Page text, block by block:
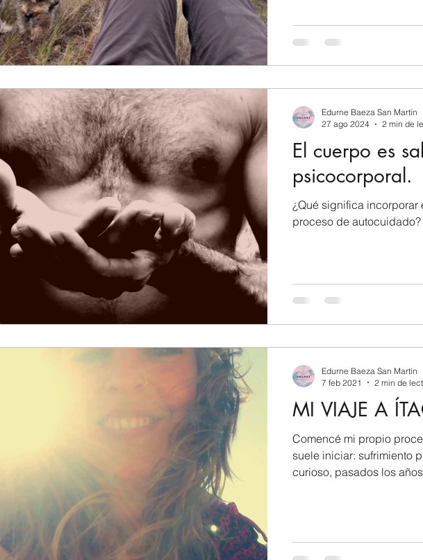
El cuerpo es sabio:
psicocorporal.
¿Qué significa
proceso de autocuidado?
Edurne Baeza San Martín
27 ago 2024
2 min de
MI VIAJE A
Comencé mi propio
suele iniciar: sufrimiento
curioso, pasados los
Edurne Baeza San Martín
7 feb 2021
2 min de